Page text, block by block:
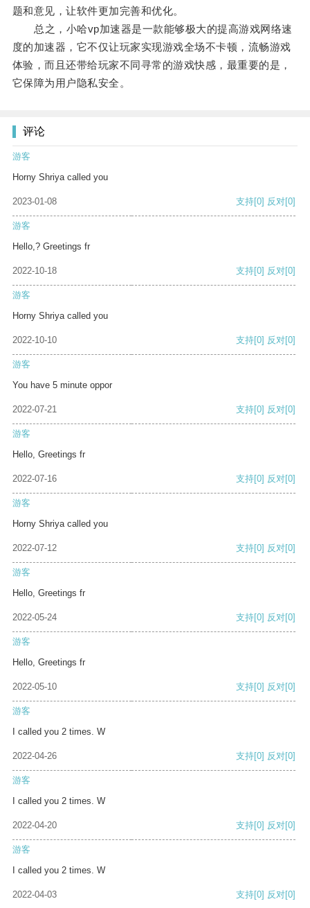
题和意见，让软件更加完善和优化。
总之，小哈vp加速器是一款能够极大的提高游戏网络速
度的加速器，它不仅让玩家实现游戏全场不卡顿，流畅游戏
体验，而且还带给玩家不同寻常的游戏快感，最重要的是，
它保障为用户隐私安全。
评论
游客
Horny Shriya called you
2023-01-08 支持[0] 反对[0]
游客
Hello,? Greetings fr
2022-10-18 支持[0] 反对[0]
游客
Horny Shriya called you
2022-10-10 支持[0] 反对[0]
游客
You have 5 minute oppor
2022-07-21 支持[0] 反对[0]
游客
Hello, Greetings fr
2022-07-16 支持[0] 反对[0]
游客
Horny Shriya called you
2022-07-12 支持[0] 反对[0]
游客
Hello, Greetings fr
2022-05-24 支持[0] 反对[0]
游客
Hello, Greetings fr
2022-05-10 支持[0] 反对[0]
游客
I called you 2 times. W
2022-04-26 支持[0] 反对[0]
游客
I called you 2 times. W
2022-04-20 支持[0] 反对[0]
游客
I called you 2 times. W
2022-04-03 支持[0] 反对[0]